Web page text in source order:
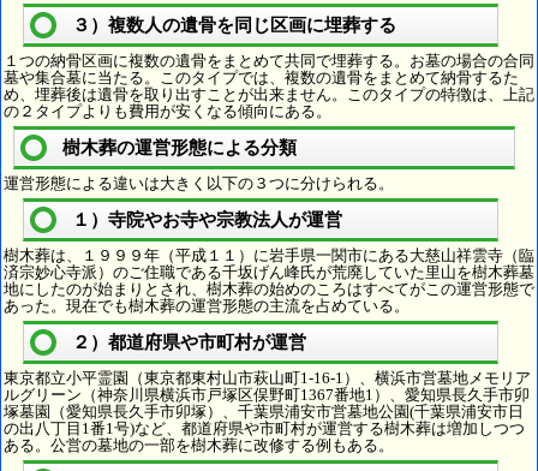
３）複数人の遺骨を同じ区画に埋葬する
１つの納骨区画に複数の遺骨をまとめて共同で埋葬する。お墓の場合の合同
墓や集合墓に当たる。このタイプでは、複数の遺骨をまとめて納骨するた
め、埋葬後は遺骨を取り出すことが出来ません。このタイプの特徴は、上記
の２タイプよりも費用が安くなる傾向にある。
樹木葬の運営形態による分類
運営形態による違いは大きく以下の３つに分けられる。
１）寺院やお寺や宗教法人が運営
樹木葬は、１９９９年（平成１１）に岩手県一関市にある大慈山祥雲寺（臨
済宗妙心寺派）のご住職である千坂げん峰氏が荒廃していた里山を樹木葬墓
地にしたのが始まりとされ、樹木葬の始めのころはすべてがこの運営形態で
あった。現在でも樹木葬の運営形態の主流を占めている。
２）都道府県や市町村が運営
東京都立小平霊園（東京都東村山市萩山町1-16-1）、横浜市営墓地メモリア
ルグリーン（神奈川県横浜市戸塚区俣野町1367番地1）、愛知県長久手市卯
塚墓園（愛知県長久手市卯塚）、千葉県浦安市営墓地公園(千葉県浦安市日
の出八丁目1番1号)など、都道府県や市町村が運営する樹木葬は増加しつつ
ある。公営の墓地の一部を樹木葬に改修する例もある。